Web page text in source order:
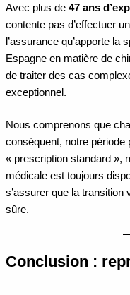
Avec plus de 47 ans
contente pas d’effectuer
l’assurance qu’apporte la
Espagne en matière de
de traiter des cas
exceptionnel.
Nous comprenons que
conséquent, notre période
« prescription standard »,
médicale est toujours
s’assurer que la
sûre.
Conclusion :